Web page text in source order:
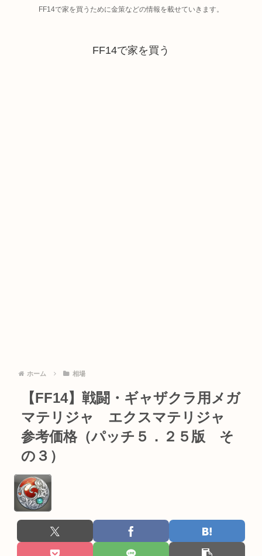
FF14で家を買うために金策などの情報を載せていきます。
FF14で家を買う
ホーム 相場
【FF14】戦闘・ギャザクラ用メガ
マテリジャ エクスマテリジャ
参考価格（パッチ５．２５版 そ
の３）